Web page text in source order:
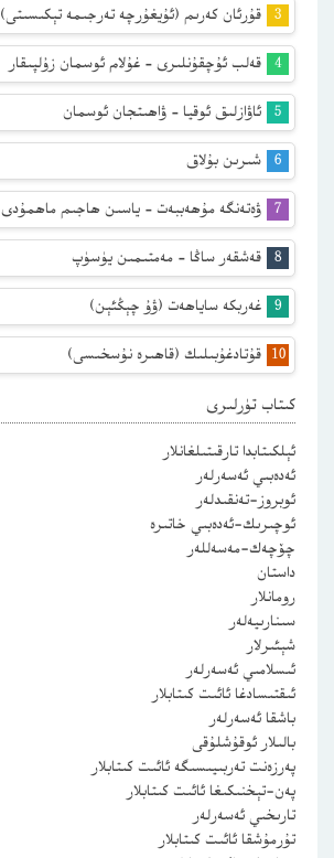
قۇرئان كەرىم (ئۇيغۇرچە تەرجىمە تېكىسىتى)
قەلب ئۇچقۇنلىرى – غۇلام ئوسمان زۇلپىقار
ئاۋازلىق ئوقيا – ۋاھىتجان ئوسمان
شىرىن بۇلاق
ۋەتەنگە مۇھەببەت – ياسىن ھاجىم ماھمۇدى
قەشقەر ساڭا – مەمتىمىن يۈسۈپ
غەربكە ساياھەت (ۋۇ چېڭئېن)
قۇتادغۇبىلىك (قاھىرە نۇسخىسى)
كىتاب تۈرلىرى
ئېلكىتابدا تارقىتىلغانلار
ئەدەبىي ئەسەرلەر
ئوبروز-تەنقىدلەر
ئوچىرىك-ئەدەبىي خاتىرە
چۆچەك-مەسەللەر
داستان
رومانلار
سىنارىيەلەر
شېئىرلار
ئىسلامىي ئەسەرلەر
ئىقتىسادغا ئائىت كىتابلار
باشقا ئەسەرلەر
بالىلار ئوقۇشلۇقى
پەرزەنت تەربىيىسىگە ئائىت كىتابلار
پەن-تېخنىكىغا ئائىت كىتابلار
تارىخىي ئەسەرلەر
تۇرمۇشقا ئائىت كىتابلار